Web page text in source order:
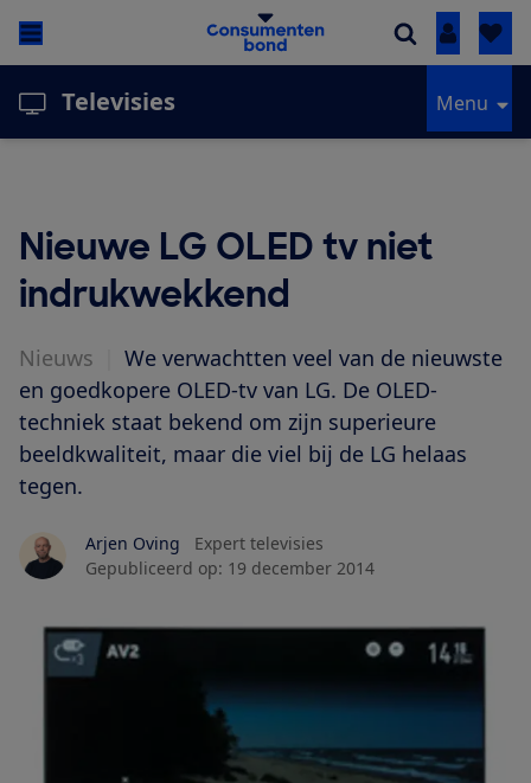
Inloggen
Televisies Menu
Nieuwe LG OLED tv niet
indrukwekkend
Nieuws
We verwachtten veel van de nieuwste
en goedkopere OLED-tv van LG. De OLED-
techniek staat bekend om zijn superieure
beeldkwaliteit, maar die viel bij de LG helaas
tegen.
Arjen Oving
Expert televisies
Gepubliceerd op: 19 december 2014